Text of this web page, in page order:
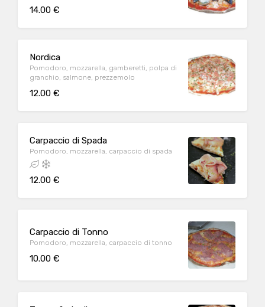
14.00 €
Nordica
Pomodoro, mozzarella, gamberetti, polpa di
granchio, salmone, prezzemolo
12.00 €
Carpaccio di Spada
Pomodoro, mozzarella, carpaccio di spada
12.00 €
Carpaccio di Tonno
Pomodoro, mozzarella, carpaccio di tonno
10.00 €